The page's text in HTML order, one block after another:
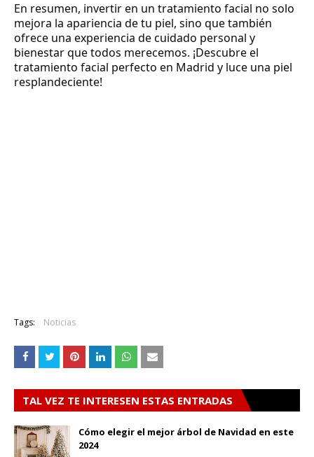
En resumen, invertir en un tratamiento facial no solo
mejora la apariencia de tu piel, sino que también
ofrece una experiencia de cuidado personal y
bienestar que todos merecemos. ¡Descubre el
tratamiento facial perfecto en Madrid y luce una piel
resplandeciente!
Tags: Noticias
TAL VEZ TE INTERESEN ESTAS ENTRADAS
Cómo elegir el mejor árbol de Navidad en este
2024